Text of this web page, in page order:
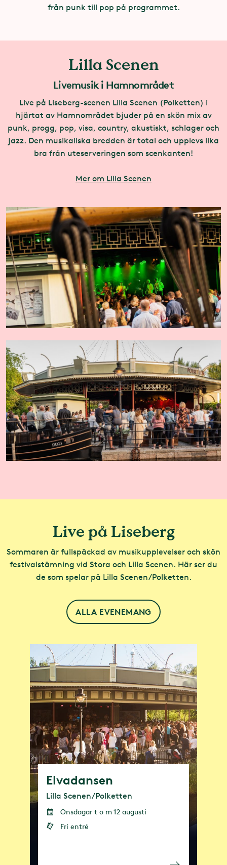
från punk till pop på programmet.
Lilla Scenen
Livemusik i Hamnområdet
Live på Liseberg-scenen Lilla Scenen (Polketten) i
hjärtat av Hamnområdet bjuder på en skön mix av
punk, progg, pop, visa, country, akustiskt, schlager och
jazz. Den musikaliska bredden är total och upplevs lika
bra från uteserveringen som scenkanten!
Mer om Lilla Scenen
Live på Liseberg
Sommaren är fullspäckad av musikupplevelser och skön
festivalstämning vid Stora och Lilla Scenen. Här ser du
de som spelar på Lilla Scenen/Polketten.
ALLA EVENEMANG
Elvadansen
Lilla Scenen/Polketten
Onsdagar t o m 12 augusti
Fri entré